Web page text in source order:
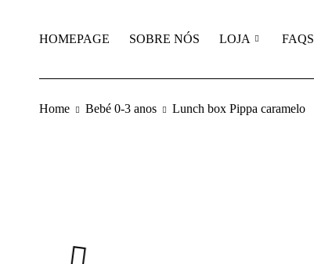
HOMEPAGE SOBRE NÓS LOJA FAQS
Home Bebé 0-3 anos Lunch box Pippa caramelo